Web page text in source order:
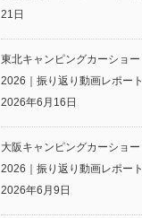
21日
東北キャンピングカーショー
2026｜振り返り動画レポート
2026年6月16日
大阪キャンピングカーショー
2026｜振り返り動画レポート
2026年6月9日